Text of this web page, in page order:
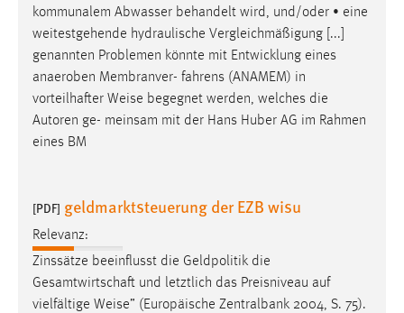
kommunalem Abwasser behandelt wird, und/oder • eine
weitestgehende hydraulische Vergleichmäßigung [...]
genannten Problemen könnte mit Entwicklung eines
anaeroben Membranver- fahrens (ANAMEM) in
vorteilhafter Weise begegnet werden, welches die
Autoren ge- meinsam mit der Hans Huber AG im Rahmen
eines BM
[PDF] geldmarktsteuerung der EZB wisu
Relevanz:
Zinssätze beeinflusst die Geldpolitik die
Gesamtwirtschaft und letztlich das Preisniveau auf
vielfältige Weise” (Europäische Zentralbank 2004, S. 75).